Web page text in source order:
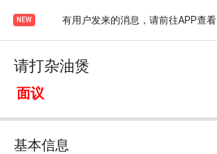
NEW 有用户发来的消息，请前往APP查看
请打杂油煲
面议
基本信息